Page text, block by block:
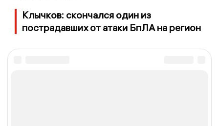
Клычков: скончался один из
пострадавших от атаки БпЛА на регион